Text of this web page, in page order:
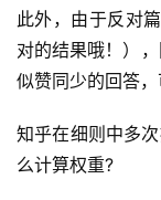
此外，由于反对
对的结果哦！）
似赞同少的回答
知乎在细则中多
么计算权重?